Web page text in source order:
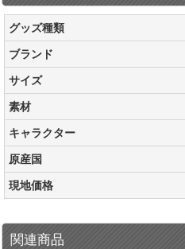
グッズ種類
ブランド
サイズ
素材
キャラクター
原産国
現地価格
関連商品